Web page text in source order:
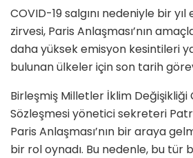
COVID-19 salgını nedeniyle bir
zirvesi, Paris Anlaşması’nın
daha yüksek emisyon kesintileri
bulunan ülkeler için son tarih
Birleşmiş Milletler İklim Değişikliği
Sözleşmesi yönetici sekreteri
Paris Anlaşması’nın bir araya
bir rol oynadı. Bu nedenle, bu tür